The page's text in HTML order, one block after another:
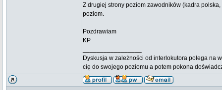
Z drugiej strony poziom zawodników (kadra
poziom.
Pozdrawiam
KP
Dyskusja w zależności od interlokutora polega na
cię do swojego poziomu a potem pokona